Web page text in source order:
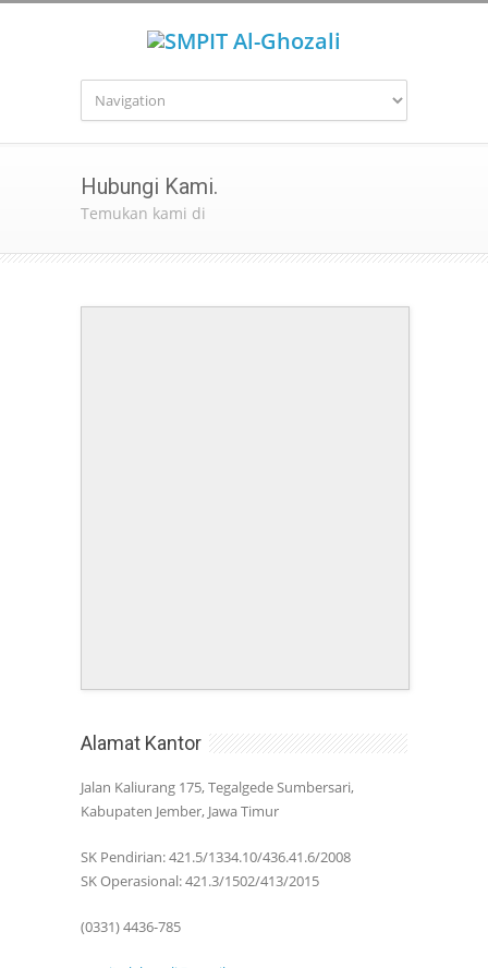
Hubungi Kami.
Temukan kami di
Alamat Kantor
Jalan Kaliurang 175, Tegalgede Sumbersari,
Kabupaten Jember, Jawa Timur
SK Pendirian: 421.5/1334.10/436.41.6/2008
SK Operasional: 421.3/1502/413/2015
(0331) 4436-785